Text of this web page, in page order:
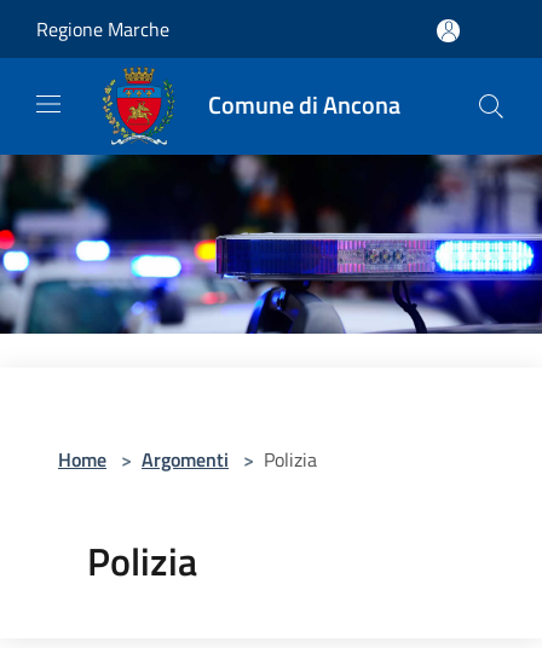
Regione Marche
Comune di Ancona
Home > Argomenti > Polizia
Polizia